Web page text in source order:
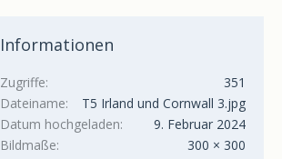
Informationen
Zugriffe
351
Dateiname
T5 Irland und Cornwall 3.jpg
Datum hochgeladen
9. Februar 2024
Bildmaße
300 × 300